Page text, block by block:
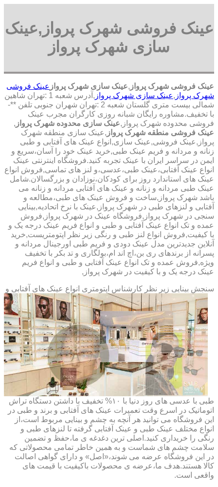
عینک فروشی شهرک پرواز,عینک
سازی شهرک پرواز
عینک فروشی شهرک پرواز ,عینک سازی شهرک پرواز عینک فروشی
شهرک پرواز ,عینک سازی شهرک پرواز
,آدرس شعبه 1 :تهران شاهین
شمالی بیست متری گلستان شعبه 2 :تهران شهران جنوبی تلفن **-
با تخفیف.مشاوره رایگان شبانه روزی کارگران مجرب عینک
فروشی محدوده شهرک پرواز,عینک سازی محدوده شهرک پرواز ,
عینک فروشی منطقه شهرک پرواز ,عینک سازی منطقه شهرک
پرواز,عینک فروشی,عینک سازی,انواع عینک های آفتابی و طبی
زنانه و مردانه و فریم عینک طبی,خرید عینک خود را آسان،سریع و
ایمن در سراسر ایران با عینک تجربه کنید.فروشگاه اینترنتی عینک
انواع عینک آفتابی،عینک طبی،عدسی،و لنز های تماسی,فروش انواع
عینک های استاندارد روز برای کودکان،نوزادان و بزرگسالان.شامل
عینک طبی مردانه و زنانه و عینک های آفتابی مردانه و زنانه می
باشد شهرک پرواز,ساخت و فروش عینک های طبی،مطالعه و
آفتابی و لنزهای طبی در شهرک پرواز,عینک با نرخ اتحادیه,بینایی
سنجی در شهرک پرواز,فروشگاه عینک در شهرک پرواز,فروش
عمده و تک انواع عینک آفتابی و طبی و انواع فریم عینک درجه یک و
با کیفیت,فروش انواع لنز طبی و رنگی زیر نظر اپتومتریست,خرید
آنلاین جدیدترین مدل عینک دودی و فریم طبی اورجینال مردانه و
پسرانه از برندهای ری بن،اچ اند ام،بولگاری و تد بکر با تخفیف
ویژه,فروش عمده و تک انواع عینک آفتابی و طبی و انواع فریم
عینک درجه یک و با کیفیت در شهرک پرواز,
سنجش بینایی زیر نظر کارشناس اپتومتری انواع عینک های آفتابی و
طبی با عدسی های روز دنیا با ۱۰% تخفیف با داشتن دستگاه تراش
اتوماتیک در اسرع وقت تعمیرات عینک های آفتابی و برند و طبی در
این فروشگاه می توانید هر آنچه به چشم و بینایی مربوط است،از
انواع مختلف عینک طبی و عینک آفتابی گرفته تا لنزهای طبی و
رنگی را خریداری کنید.اصلی ترین دغدغه ی ما،حفظ و تضمین
سلامت چشم های شماست و به همین خاطر تمامی محصولاتی که
در این فروشگاه عرضه می شوند،«اصل» و دارای گواهی اصالت
کالا هستند.هدف ما،عرضه ی محصولات باکیفیت با قیمت های
واقعی است.